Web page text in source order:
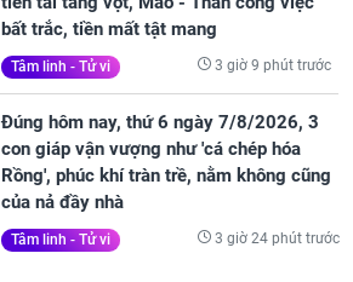
bất trắc, tiền mất tật mang
Tâm linh - Tử vi 3 giờ 9 phút trước
Đúng hôm nay, thứ 6 ngày 7/8/2026, 3
con giáp vận vượng như 'cá chép hóa
Rồng', phúc khí tràn trề, nằm không cũng
của nả đầy nhà
Tâm linh - Tử vi 3 giờ 24 phút trước